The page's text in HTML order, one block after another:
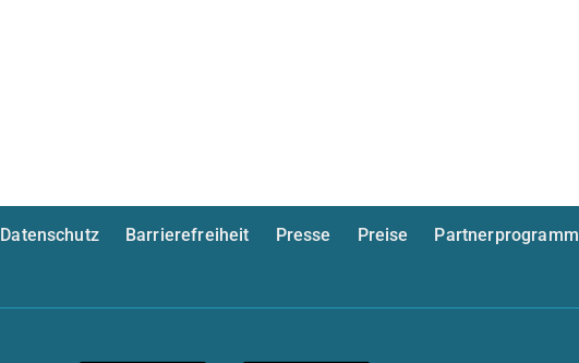
Datenschutz Barrierefreiheit Presse Preise
Partnerprogramm